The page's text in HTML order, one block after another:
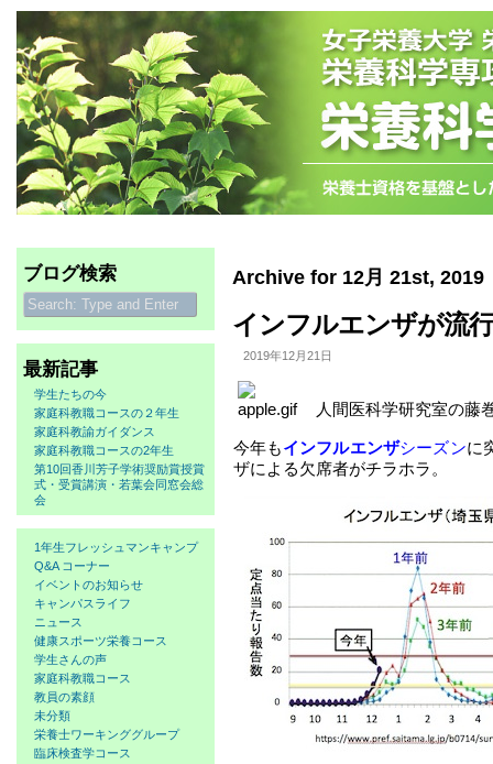
ブログ検索
最新記事
学生たちの今
家庭科教職コースの２年生
家庭科教諭ガイダンス
家庭科教職コースの2年生
第10回香川芳子学術奨励賞授賞
式・受賞講演・若葉会同窓会総
会
1年生フレッシュマンキャンプ
Q&A コーナー
イベントのお知らせ
キャンパスライフ
ニュース
健康スポーツ栄養コース
学生さんの声
家庭科教職コース
教員の素顔
未分類
栄養士ワーキンググループ
臨床検査学コース
Archive for 12月 21st, 2019
インフルエンザが流
2019年12月21日
人間医科学研究室の藤
今年もインフルエンザシーズンに
ザによる欠席者がチラホラ。